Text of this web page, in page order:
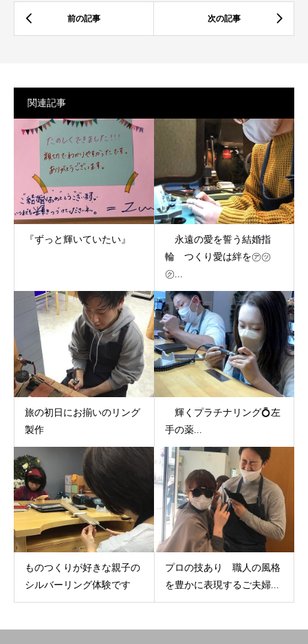
関連記事
『ずっと輝いていたい』
永遠の愛を誓う結婚指
輪 つくり愛は絆を㋐㋡
㋗...
旅の初日にお揃いのリング
製作
輝くプラチナリング💍左
手の薬...
ものつくりが好きな親子の
シルバーリング体験です
プロの技あり 職人の風格
を豊かに表現するご夫婦...